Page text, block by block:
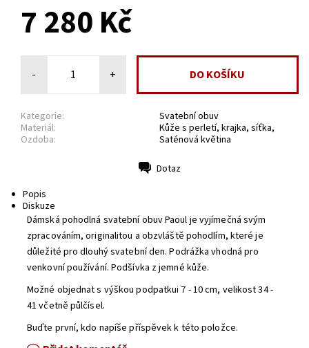
7 280 Kč
- +
Kategorie:
Svatební obuv
Materiál:
Kůže s perletí, krajka, síťka,
Ozdoba:
Saténová květina
Dotaz
Popis
Diskuze
Dámská pohodlná svatební obuv Paoul je vyjímečná svým
zpracováním, originalitou a obzvláště pohodlím, které je
důležité pro dlouhý svatební den. Podrážka vhodná pro
venkovní používání. Podšívka z jemné kůže.
Možné objednat s výškou podpatkui 7 - 10 cm, velikost 34 -
41 včetně půlčísel.
Buďte první, kdo napíše příspěvek k této položce.